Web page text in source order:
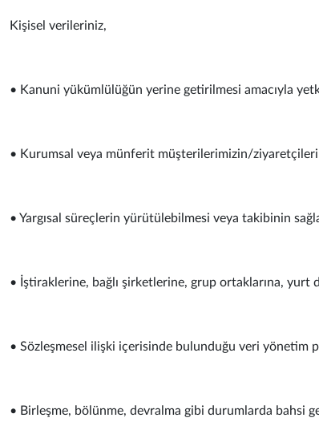
Kişisel verileriniz,
• Kanuni yükümlülüğün yerine getirilmesi amacıyla
• Kurumsal veya münferit müşterilerimizin/
• Yargısal süreçlerin yürütülebilmesi veya takibinin
• İştiraklerine, bağlı şirketlerine, grup ortaklarına, yurt
• Sözleşmesel ilişki içerisinde bulunduğu veri yönetim
• Birleşme, bölünme, devralma gibi durumlarda bahsi